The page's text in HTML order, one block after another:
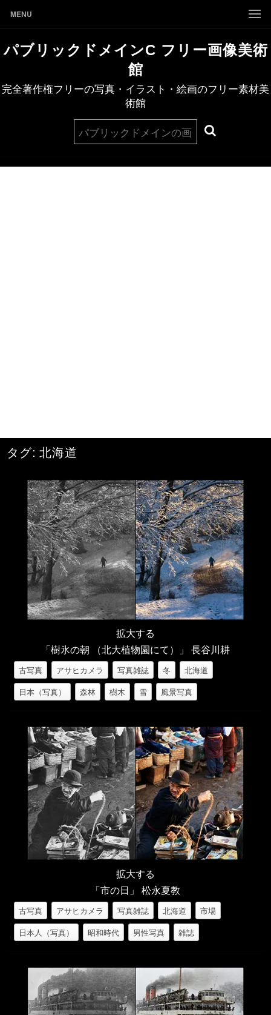
MENU
パブリックドメインC フリー画像美術
館
完全著作権フリーの写真・イラスト・絵画のフリー素材美
術館
タグ:北海道
拡大する
「樹氷の朝 （北大植物園にて）」 長谷川耕
古写真 アサヒカメラ 写真雑誌 冬
北海道
日本（写真）
森林 樹木 雪 風景写真
拡大する
「市の日」 松永夏教
古写真 アサヒカメラ 写真雑誌 北海道
市場
日本人（写真）
昭和時代 男性写真 雑誌